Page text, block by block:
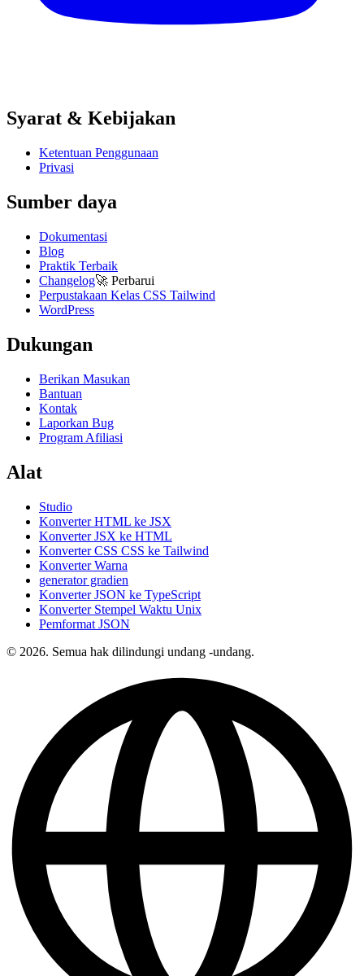
Syarat & Kebijakan
Ketentuan Penggunaan
Privasi
Sumber daya
Dokumentasi
Blog
Praktik Terbaik
Changelog🚀 Perbarui
Perpustakaan Kelas CSS Tailwind
WordPress
Dukungan
Berikan Masukan
Bantuan
Kontak
Laporkan Bug
Program Afiliasi
Alat
Studio
Konverter HTML ke JSX
Konverter JSX ke HTML
Konverter CSS CSS ke Tailwind
Konverter Warna
generator gradien
Konverter JSON ke TypeScript
Konverter Stempel Waktu Unix
Pemformat JSON
© 2026. Semua hak dilindungi undang -undang.